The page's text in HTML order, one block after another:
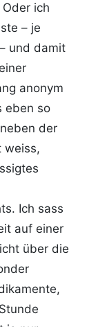
ich
– je
und damit
anonym
eben so
der
weiss,
Ich sass
auf einer
über die